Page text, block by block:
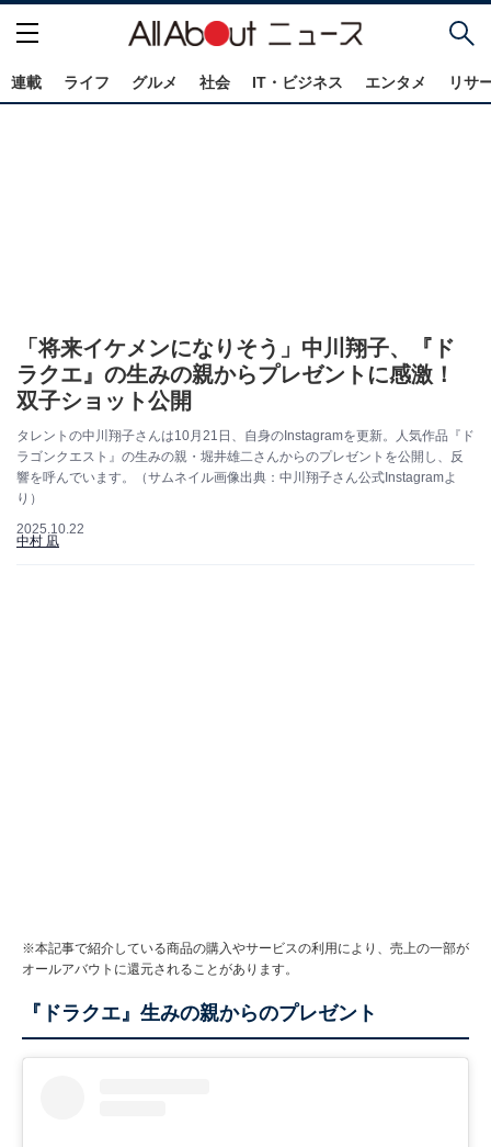
連載 ライフ グルメ 社会 IT・ビジネス エンタメ リサ
「将来イケメンになりそう」中川翔子、『ド
ラクエ』の生みの親からプレゼントに感激！
双子ショット公開
タレントの中川翔子さんは10月21日、自身のInstagramを更新。人気作品『ド
ラゴンクエスト』の生みの親・堀井雄二さんからのプレゼントを公開し、反
響を呼んでいます。（サムネイル画像出典：中川翔子さん公式Instagramよ
り）
2025.10.22
中村 凪
※本記事で紹介している商品の購入やサービスの利用により、売上の一部が
オールアバウトに還元されることがあります。
『ドラクエ』生みの親からのプレゼント